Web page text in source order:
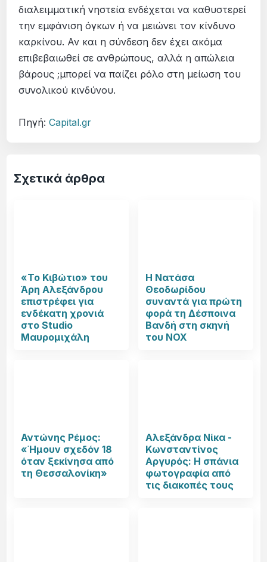
διαλειμματική νηστεία ενδέχεται να καθυστερεί
την εμφάνιση όγκων ή να μειώνει τον κίνδυνο
καρκίνου. Αν και η σύνδεση δεν έχει ακόμα
επιβεβαιωθεί σε ανθρώπους, αλλά η απώλεια
βάρους ;μπορεί να παίζει ρόλο στη μείωση του
συνολικού κινδύνου.
Πηγή:Capital.gr
Σχετικά άρθρα
«Το Κιβώτιο» του
Άρη Αλεξάνδρου
επιστρέφει για
ενδέκατη χρονιά
στο Studio
Μαυρομιχάλη
Η Νατάσα
Θεοδωρίδου
συναντά για πρώτη
φορά τη Δέσποινα
Βανδή στη σκηνή
του NOX
Αντώνης Ρέμος:
«Ήμουν σχεδόν 18
όταν ξεκίνησα από
τη Θεσσαλονίκη»
Αλεξάνδρα Νίκα -
Κωνσταντίνος
Αργυρός: Η σπάνια
φωτογραφία από
τις διακοπές τους